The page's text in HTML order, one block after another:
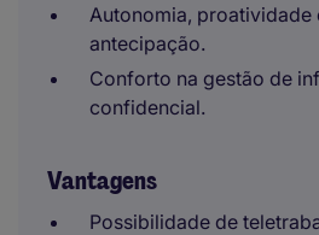
Autonomia, proatividade
antecipação.
Conforto na gestão de
confidencial.
Vantagens
Possibilidade de